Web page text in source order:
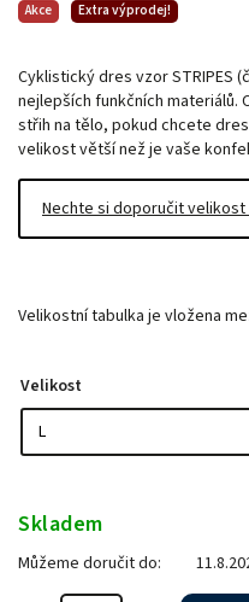
Cyklistický dres vzor STRIPES
nejlepších funkčních materiálů.
střih na tělo, pokud chcete
velikost větší než je vaše
Nechte si doporučit
Velikostní tabulka je vložena
Akce Extra výprodej!
Velikost
Skladem
Můžeme doručit do: